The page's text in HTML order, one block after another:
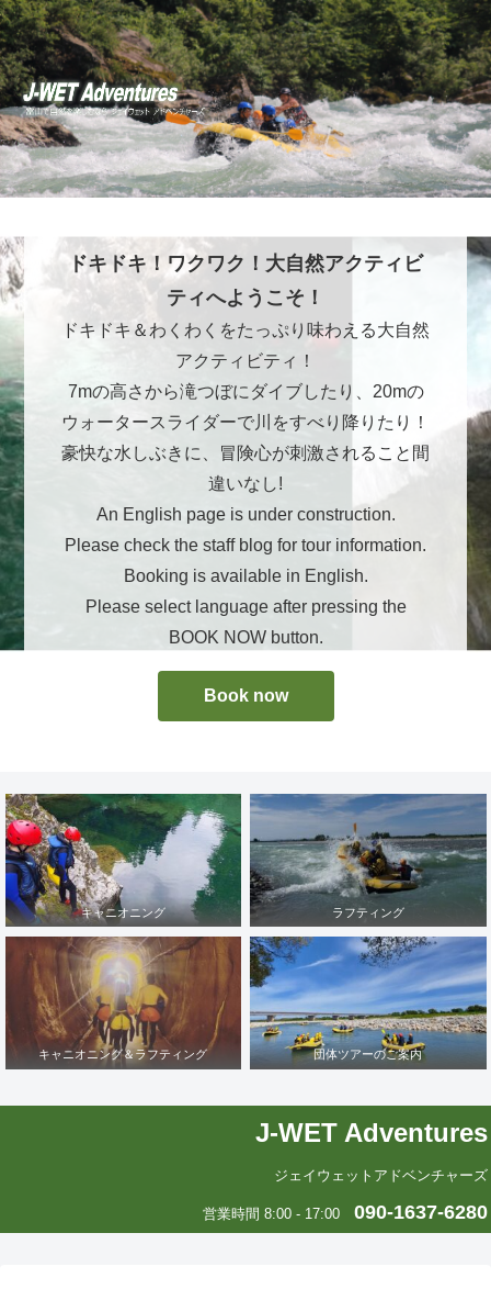
ドキドキ！ワクワク！大自然アクティビ
ティへようこそ！
ドキドキ＆わくわくをたっぷり味わえる大自然
アクティビティ！
7mの高さから滝つぼにダイブしたり、20mの
ウォータースライダーで川をすべり降りたり！
豪快な水しぶきに、冒険心が刺激されること間
違いなし!
An English page is under construction.
Please check the staff blog for tour information.
Booking is available in English.
Please select language after pressing the
BOOK NOW button.
Book now
キャニオニング ラフティング
キャニオニング＆ラフティング 団体ツアーのご案内
J-WET Adventures
ジェイウェットアドベンチャーズ
営業時間 8:00 - 17:00 090-1637-6280